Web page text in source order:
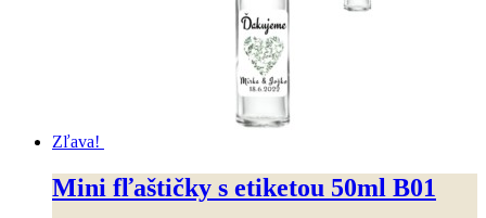
Zľava!
Mini fľaštičky s etiketou 50ml B01